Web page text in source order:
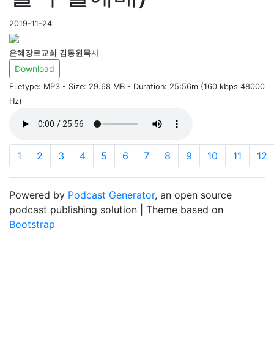
2019-11-24
은혜장로교회 김동원목사
Download
Filetype: MP3 - Size: 29.68 MB - Duration: 25:56m (160 kbps 48000
Hz)
1 2 3 4 5 6 7 8 9 10 11 12
Powered by Podcast Generator, an open source
podcast publishing solution | Theme based on
Bootstrap